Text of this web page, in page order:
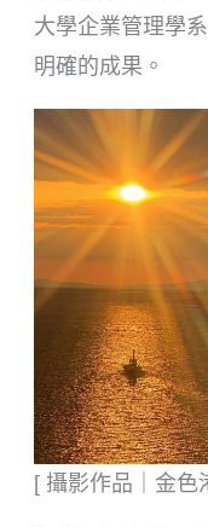
大學企業管理學
明確的成果。
[ 攝影作品｜金色